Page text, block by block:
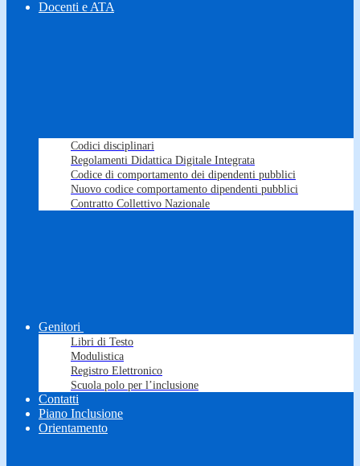
Docenti e ATA
Codici disciplinari
Regolamenti Didattica Digitale Integrata
Codice di comportamento dei dipendenti pubblici
Nuovo codice comportamento dipendenti pubblici
Contratto Collettivo Nazionale
Genitori
Libri di Testo
Modulistica
Registro Elettronico
Scuola polo per l’inclusione
Contatti
Piano Inclusione
Orientamento